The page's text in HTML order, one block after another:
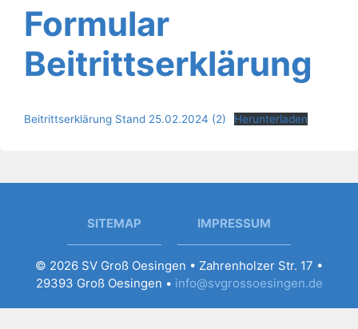
Formular
Beitrittserklärung
Beitrittserklärung Stand 25.02.2024 (2) Herunterladen
SITEMAP IMPRESSUM
© 2026 SV Groß Oesingen • Zahrenholzer Str. 17 •
29393 Groß Oesingen • info@svgrossoesingen.de